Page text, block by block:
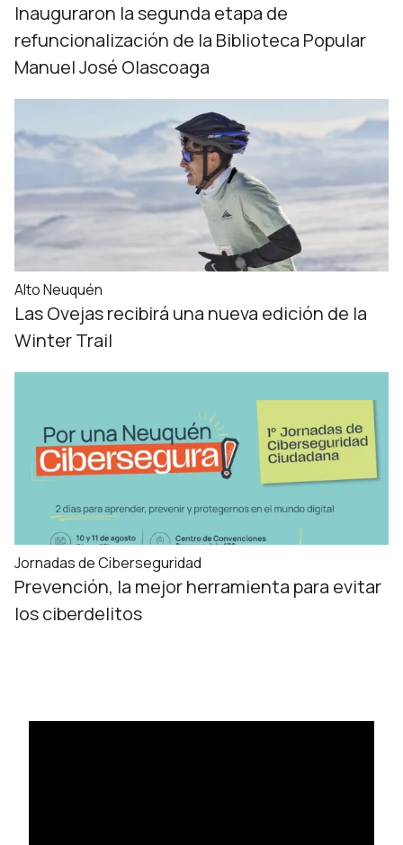
Inauguraron la segunda etapa de
refuncionalización de la Biblioteca Popular
Manuel José Olascoaga
Alto Neuquén
Las Ovejas recibirá una nueva edición de la
Winter Trail
Jornadas de Ciberseguridad
Prevención, la mejor herramienta para evitar
los ciberdelitos